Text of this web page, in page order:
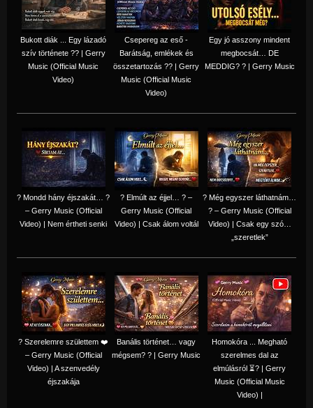
Bukott diák ... Egy lázadó
szív története ?? | Gerry
Music (Official Music
Video)
Csepereg az eső -
Barátság, emlékek és
összetartozás ?️? | Gerry
Music (Official Music
Video)
Egy jó asszony mindent
megbocsát… DE
MEDDIG? ? | Gerry Music
? Mondd hány éjszakát… ?
– Gerry Music (Official
Video) | Nem értheti senki
? Elmúlt az éjjel… ? –
Gerry Music (Official
Video) | Csak álom voltál
? Még egyszer láthatnám…
? – Gerry Music (Official
Video) | Csak egy szó…
„szeretlek”
? Szerelemre születtem ❤️
– Gerry Music (Official
Video) | A szenvedély
éjszakája
Banális történet… vagy
mégsem? ? | Gerry Music
Homokóra ... Megható
szerelmes dal az
elmúlásról ⏳? | Gerry
Music (Official Music
Video) |